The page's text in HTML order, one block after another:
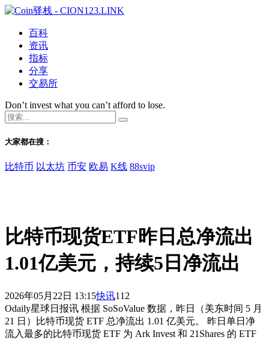
百科
资讯
指标
分享
交易所
Don’t invest what you can’t afford to lose.
大家都在搜：
比特币 以太坊 币安 欧易 K线 88svip
比特币现货ETF昨日总净流出
1.01亿美元，持续5日净流出
2026年05月22日 13:15快讯112
Odaily星球日报讯 根据 SoSoValue 数据，昨日（美东时间 5 月
21 日）比特币现货 ETF 总净流出 1.01 亿美元。 昨日单日净
流入最多的比特币现货 ETF 为 Ark Invest 和 21Shares 的 ETF